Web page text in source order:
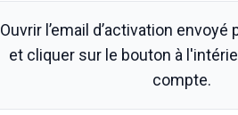
Ouvrir l’email d’activation envoyé
et cliquer sur le bouton à
compte.